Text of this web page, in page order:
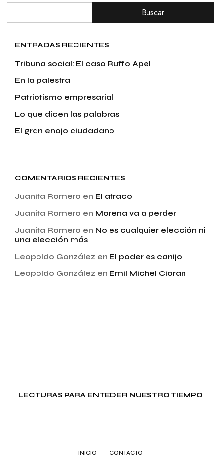
Buscar
ENTRADAS RECIENTES
Tribuna social: El caso Ruffo Apel
En la palestra
Patriotismo empresarial
Lo que dicen las palabras
El gran enojo ciudadano
COMENTARIOS RECIENTES
Juanita Romero en El atraco
Juanita Romero en Morena va a perder
Juanita Romero en No es cualquier elección ni
una elección más
Leopoldo González en El poder es canijo
Leopoldo González en Emil Michel Cioran
LECTURAS PARA ENTEDER NUESTRO TIEMPO
INICIO CONTACTO